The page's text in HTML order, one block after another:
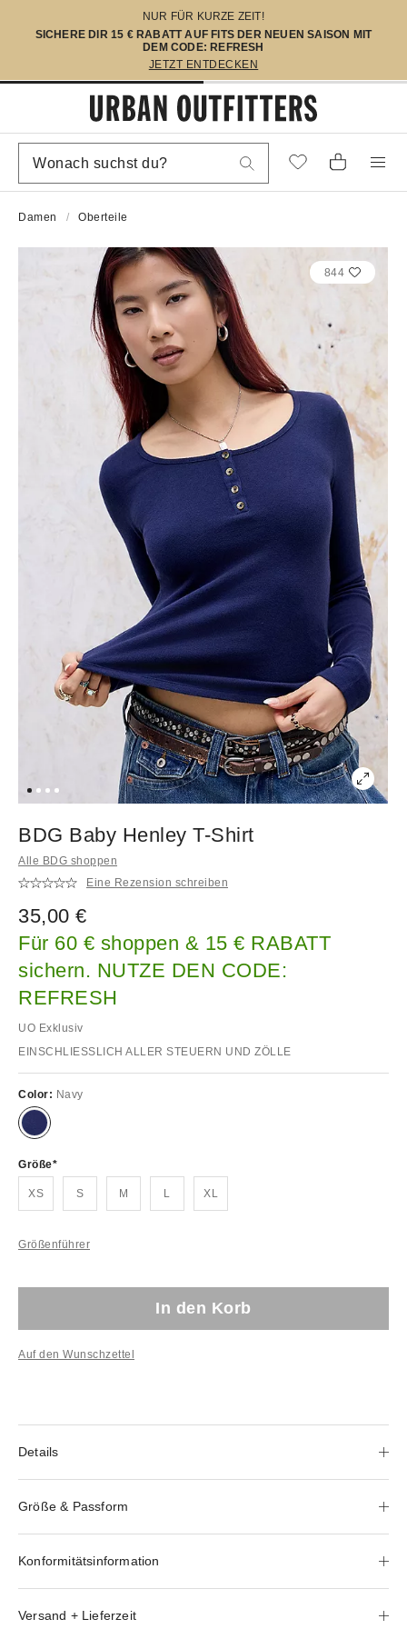
NUR FÜR KURZE ZEIT!
SICHERE DIR 15 € RABATT AUF FITS DER NEUEN SAISON MIT
DEM CODE: REFRESH
JETZT ENTDECKEN
Damen Oberteile
844
BDG Baby Henley T-Shirt
Alle BDG shoppen
Eine Rezension schreiben
35,00 €
Für 60 € shoppen & 15 € RABATT
sichern. NUTZE DEN CODE:
REFRESH
UO Exklusiv
EINSCHLIESSLICH ALLER STEUERN UND ZÖLLE
Color: Navy
Größe
XS S M L XL
Größenführer
In den Korb
Auf den Wunschzettel
Details
Größe & Passform
Konformitätsinformation
Versand + Lieferzeit